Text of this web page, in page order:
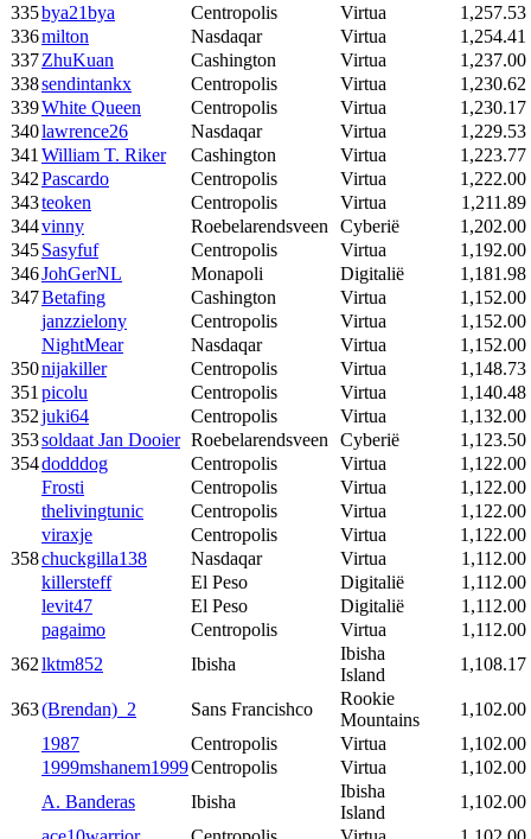
335bya21bya Centropolis Virtua
1,257.53
336milton Nasdaqar Virtua
1,254.41
337ZhuKuan Cashington Virtua
1,237.00
338sendintankx Centropolis Virtua
1,230.62
339White Queen Centropolis Virtua
1,230.17
340lawrence26 Nasdaqar Virtua
1,229.53
341 William T. Riker Cashington Virtua
1,223.77
342Pascardo Centropolis Virtua
1,222.00
343teoken Centropolis Virtua
1,211.89
344vinny Roebelarendsveen Cyberië
1,202.00
345Sasyfuf Centropolis Virtua
1,192.00
346JohGerNL Monapoli Digitalië
1,181.98
347Betafing Cashington Virtua
1,152.00
janzzielony
Centropolis Virtua
1,152.00
NightMear
Nasdaqar Virtua
1,152.00
350nijakiller Centropolis Virtua
1,148.73
351 picolu Centropolis Virtua
1,140.48
352juki64 Centropolis Virtua
1,132.00
353soldaat Jan Dooier Roebelarendsveen Cyberië
1,123.50
354dodddog Centropolis Virtua
1,122.00
Frosti
Centropolis Virtua
1,122.00
thelivingtunic
Centropolis Virtua
1,122.00
viraxje
Centropolis Virtua
1,122.00
358chuckgilla138 Nasdaqar Virtua
1,112.00
killersteff
El Peso Digitalië
1,112.00
levit47
El Peso Digitalië
1,112.00
pagaimo
Centropolis Virtua
1,112.00
362lktm852 Ibisha
Ibisha
Island
1,108.17
363(Brendan)_2 Sans Francishco
Rookie
Mountains
1,102.00
1987
Centropolis Virtua
1,102.00
1999mshanem1999Centropolis Virtua
1,102.00
A. Banderas
Ibisha
Ibisha
Island
1,102.00